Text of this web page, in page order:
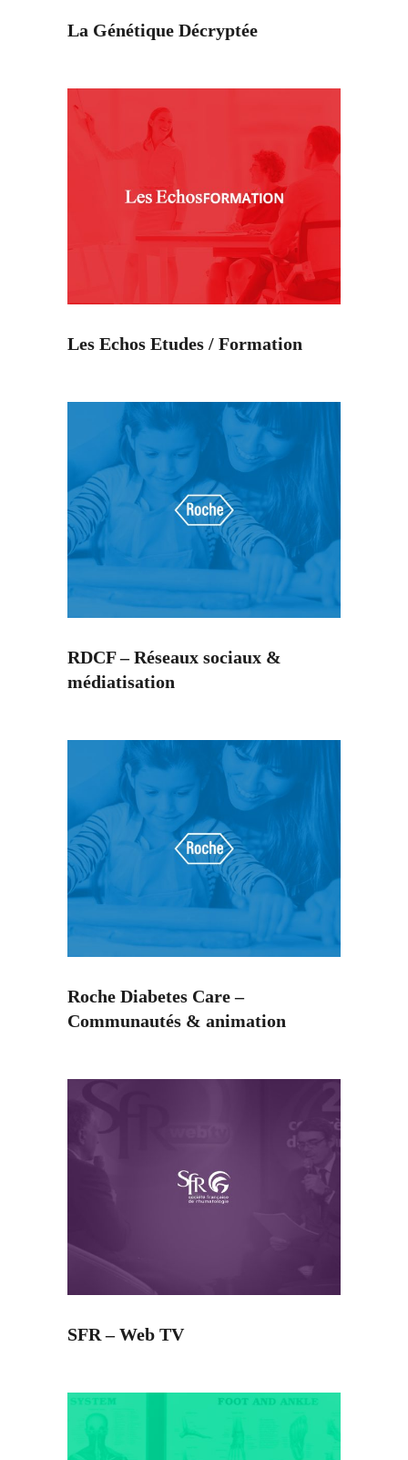
La Génétique Décryptée
Les Echos Etudes / Formation
RDCF – Réseaux sociaux &
médiatisation
Roche Diabetes Care –
Communautés & animation
SFR – Web TV